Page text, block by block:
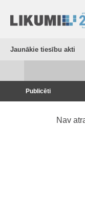
Jaunākie tiesību akti
Publicēti
Nav